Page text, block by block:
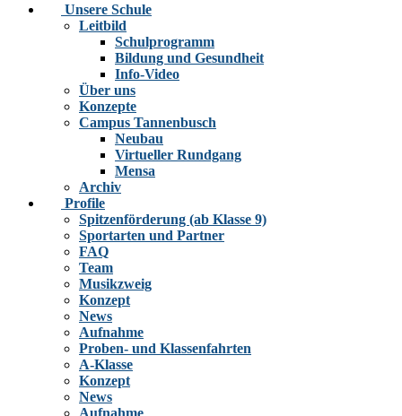
Unsere Schule
Leitbild
Schulprogramm
Bildung und Gesundheit
Info-Video
Über uns
Konzepte
Campus Tannenbusch
Neubau
Virtueller Rundgang
Mensa
Archiv
Profile
Spitzenförderung (ab Klasse 9)
Sportarten und Partner
FAQ
Team
Musikzweig
Konzept
News
Aufnahme
Proben- und Klassenfahrten
A-Klasse
Konzept
News
Aufnahme